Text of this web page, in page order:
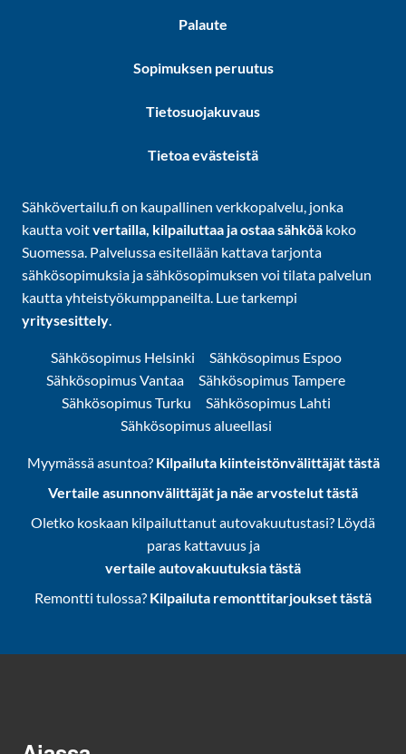
Palaute
Sopimuksen peruutus
Tietosuojakuvaus
Tietoa evästeistä
Sähkövertailu.fi on kaupallinen verkkopalvelu, jonka
kautta voitvertailla, kilpailuttaa ja ostaa sähköä koko
Suomessa. Palvelussa esitellään kattava tarjonta
sähkösopimuksia ja sähkösopimuksen voi tilata palvelun
kautta yhteistyökumppaneilta. Lue tarkempi
yritysesittely.
Sähkösopimus Helsinki
Sähkösopimus Espoo
Sähkösopimus Vantaa
Sähkösopimus Tampere
Sähkösopimus Turku
Sähkösopimus Lahti
Sähkösopimus alueellasi
Myymässä asuntoa? Kilpailuta kiinteistönvälittäjät tästä
Vertaile asunnonvälittäjät ja näe arvostelut tästä
Oletko koskaan kilpailuttanut autovakuutustasi? Löydä
paras kattavuus ja
vertaile autovakuutuksia tästä
Remontti tulossa? Kilpailuta remonttitarjoukset tästä